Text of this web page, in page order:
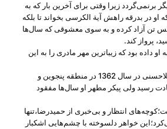
برنمی‌گردد زیرا وقتی برای آخرین بار كه به
در بدرقه راهش آیة ‌الكرسی بخواند تا بلكه
تن آزاد كرده و به سوی معشوقی كه سال‌ها
پرواز كند.
داده بود كه زیباترین مهر مادری را به این
تا اینكه شهیدحمیدرضا ملاحسنی در سال 1362 در منطقه پنجوین و
4 به شهادت رسید ولی پیكر مطهر او سال‌ها مفقود
انتظار و بی‌خبری از حمیدرضا،تنها
خواهر دلسوخته با چشم‌هایی اشكبار